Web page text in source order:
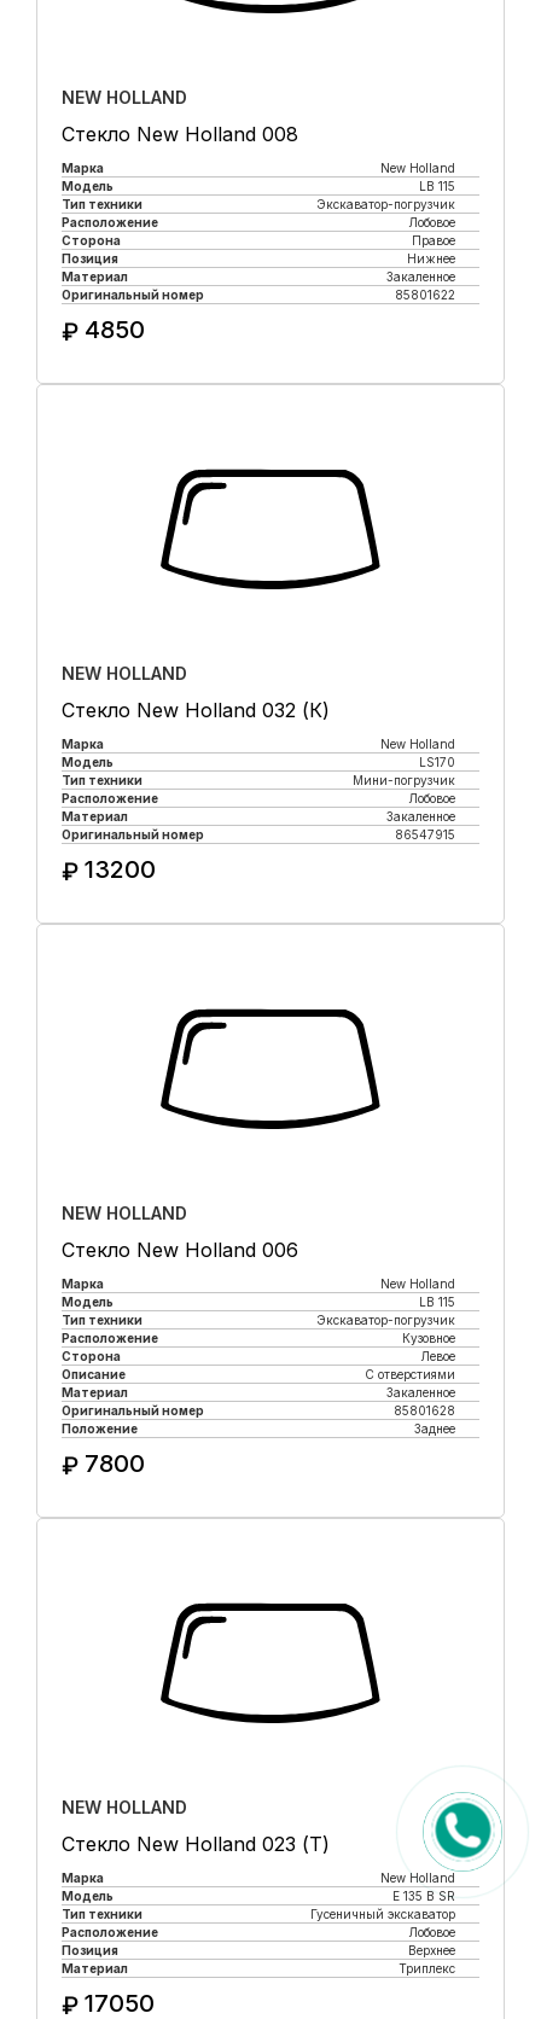
NEW HOLLAND
Стекло New Holland 008
Марка
New Holland
Модель
LB 115
Тип техники
Экскаватор-погрузчик
Расположение
Лобовое
Сторона
Правое
Позиция
Нижнее
Материал
Закаленное
Оригинальный номер
85801622
₽ 4850
NEW HOLLAND
Стекло New Holland 032 (К)
Марка
New Holland
Модель
LS170
Тип техники
Мини-погрузчик
Расположение
Лобовое
Материал
Закаленное
Оригинальный номер
86547915
₽ 13200
NEW HOLLAND
Стекло New Holland 006
Марка
New Holland
Модель
LB 115
Тип техники
Экскаватор-погрузчик
Расположение
Кузовное
Сторона
Левое
Описание
С отверстиями
Материал
Закаленное
Оригинальный номер
85801628
Положение
Заднее
₽ 7800
NEW HOLLAND
Стекло New Holland 023 (Т)
Марка
New Holland
Модель
E 135 B SR
Тип техники
Гусеничный экскаватор
Расположение
Лобовое
Позиция
Верхнее
Материал
Триплекс
₽ 17050